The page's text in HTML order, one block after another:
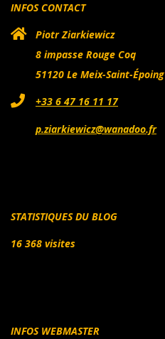
INFOS CONTACT
Piotr Ziarkiewicz
8 impasse Rouge Coq
51120 Le Meix-Saint-Époing
+33 6 47 16 11 17
p.ziarkiewicz@wanadoo.fr
STATISTIQUES DU BLOG
16 368 visites
INFOS WEBMASTER